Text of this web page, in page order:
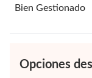
Bien Gestionado
Opciones